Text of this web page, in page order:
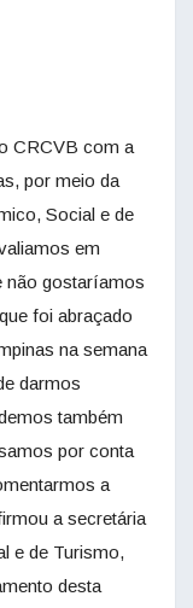
CRCVB com a
por meio da
Social e de
em
não gostaríamos
foi abraçado
na semana
darmos
também
por conta
a
a secretária
e de Turismo,
desta